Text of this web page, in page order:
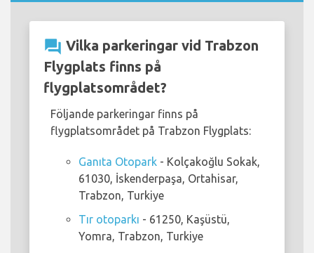
question_answer Vilka parkeringar vid Trabzon
Flygplats finns på
flygplatsområdet?
Följande parkeringar finns på
flygplatsområdet på Trabzon Flygplats:
Ganıta Otopark - Kolçakoğlu Sokak,
61030, İskenderpaşa, Ortahisar,
Trabzon, Turkiye
Tır otoparkı - 61250, Kaşüstü,
Yomra, Trabzon, Turkiye